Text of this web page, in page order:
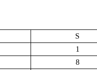
S
1
8